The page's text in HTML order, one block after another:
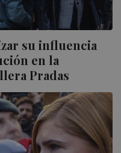
su influencia
en la
Pradas